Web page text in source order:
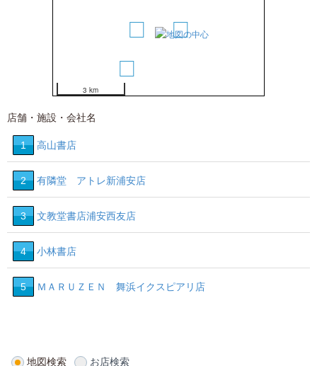
2
3 km
店舗・施設・会社名
1 高山書店
2 有隣堂 アトレ新浦安店
3 文教堂書店浦安西友店
4 小林書店
5 ＭＡＲＵＺＥＮ 舞浜イクスピアリ店
地図検索 お店検索